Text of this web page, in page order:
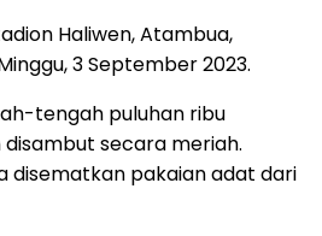
Haliwen, Atambua,
3 September 2023.
tengah puluhan ribu
secara meriah.
disematkan pakaian adat dari